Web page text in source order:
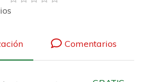
Comentarios